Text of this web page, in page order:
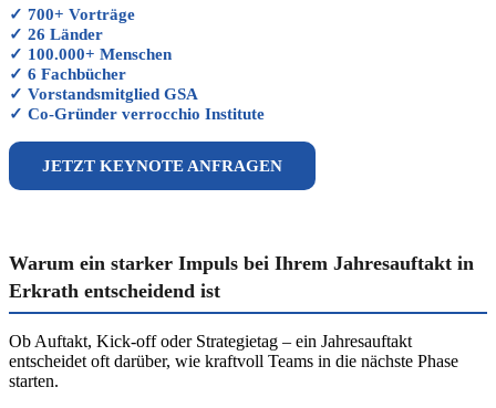
✓ 700+ Vorträge
✓ 26 Länder
✓ 100.000+ Menschen
✓ 6 Fachbücher
✓ Vorstandsmitglied GSA
✓ Co-Gründer verrocchio Institute
JETZT KEYNOTE ANFRAGEN
Warum ein starker Impuls bei Ihrem Jahresauftakt in
Erkrath entscheidend ist
Ob Auftakt, Kick-off oder Strategietag – ein Jahresauftakt
entscheidet oft darüber, wie kraftvoll Teams in die nächste Phase
starten.